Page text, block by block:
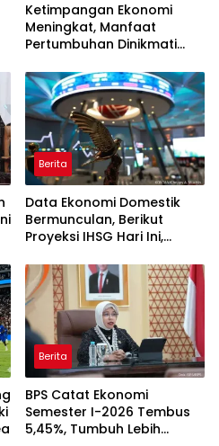
Ketimpangan Ekonomi
Meningkat, Manfaat
Pertumbuhan Dinikmati
Berita
Data Ekonomi Domestik
Bermunculan, Berikut
Proyeksi IHSG Hari Ini,
Berita
BPS Catat Ekonomi
Semester I-2026 Tembus
5,45%, Tumbuh Lebih